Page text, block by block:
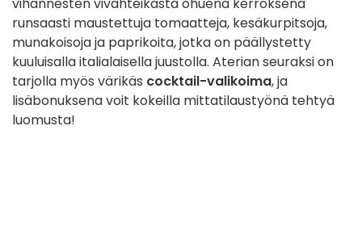
vihannesten vivahteikasta ohuena kerroksena
runsaasti maustettuja tomaatteja, kesäkurpitsoja,
munakoisoja ja paprikoita, jotka on päällystetty
kuuluisalla italialaisella juustolla. Aterian seuraksi on
tarjolla myös värikäs cocktail-valikoima, ja
lisäbonuksena voit kokeilla mittatilaustyönä tehtyä
luomusta!